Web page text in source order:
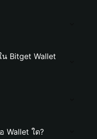
น Bitget Wallet
Wallet ใด?